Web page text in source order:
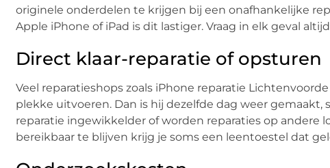
originele onderdelen te krijgen bij een onafhankelijke
Apple iPhone of iPad is dit lastiger. Vraag in elk geval
Direct klaar-reparatie of opsturen
Veel reparatieshops zoals iPhone reparatie
plekke uitvoeren. Dan is hij dezelfde dag weer
reparatie ingewikkelder of worden reparaties op andere
bereikbaar te blijven krijg je soms een leentoestel dat